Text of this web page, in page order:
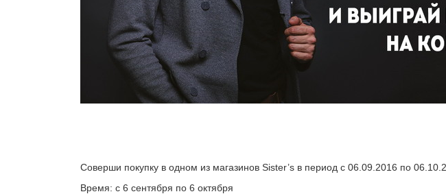
Соверши покупку в одном из магазинов Sister’s в период с 06.09.2016 по
Время: с 6 сентября по 6 октября